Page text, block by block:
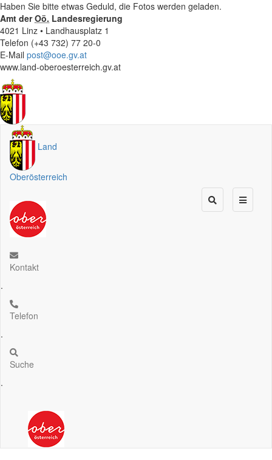
Haben Sie bitte etwas Geduld, die Fotos werden geladen.
Amt derOö. Landesregierung
4021 Linz • Landhausplatz 1
Telefon (+43 732) 77 20-0
E-Mail post@ooe.gv.at
www.land-oberoesterreich.gv.at
Land
Oberösterreich
Kontakt
.
Telefon
.
Suche
.